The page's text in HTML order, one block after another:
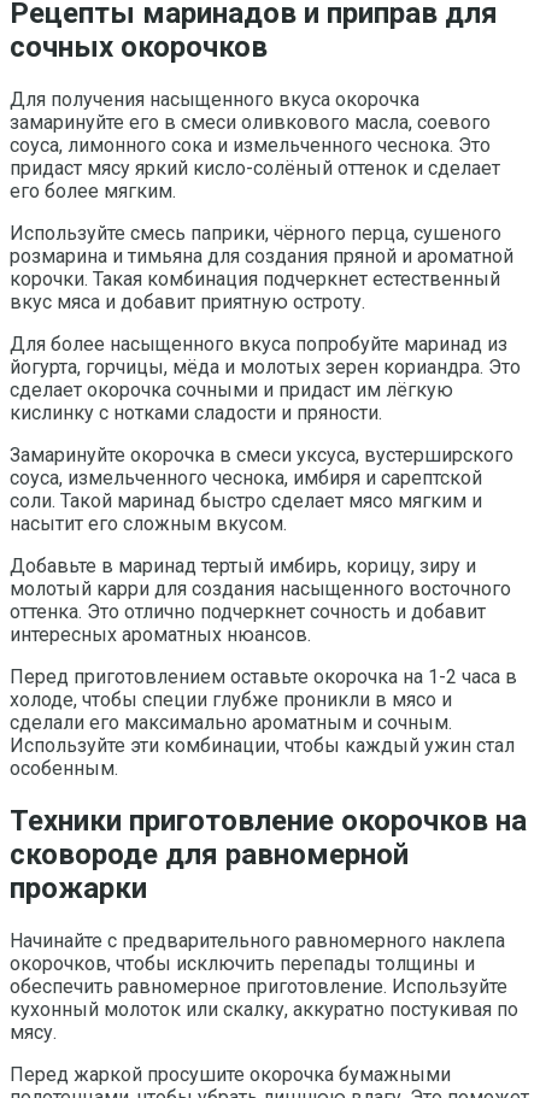
Рецепты маринадов и приправ для
сочных окорочков
Для получения насыщенного вкуса окорочка
замаринуйте его в смеси оливкового масла, соевого
соуса, лимонного сока и измельченного чеснока. Это
придаст мясу яркий кисло-солёный оттенок и сделает
его более мягким.
Используйте смесь паприки, чёрного перца, сушеного
розмарина и тимьяна для создания пряной и ароматной
корочки. Такая комбинация подчеркнет естественный
вкус мяса и добавит приятную остроту.
Для более насыщенного вкуса попробуйте маринад из
йогурта, горчицы, мёда и молотых зерен кориандра. Это
сделает окорочка сочными и придаст им лёгкую
кислинку с нотками сладости и пряности.
Замаринуйте окорочка в смеси уксуса, вустерширского
соуса, измельченного чеснока, имбиря и сарептской
соли. Такой маринад быстро сделает мясо мягким и
насытит его сложным вкусом.
Добавьте в маринад тертый имбирь, корицу, зиру и
молотый карри для создания насыщенного восточного
оттенка. Это отлично подчеркнет сочность и добавит
интересных ароматных нюансов.
Перед приготовлением оставьте окорочка на 1-2 часа в
холоде, чтобы специи глубже проникли в мясо и
сделали его максимально ароматным и сочным.
Используйте эти комбинации, чтобы каждый ужин стал
особенным.
Техники приготовление окорочков на
сковороде для равномерной
прожарки
Начинайте с предварительного равномерного наклепа
окорочков, чтобы исключить перепады толщины и
обеспечить равномерное приготовление. Используйте
кухонный молоток или скалку, аккуратно постукивая по
мясу.
Перед жаркой просушите окорочка бумажными